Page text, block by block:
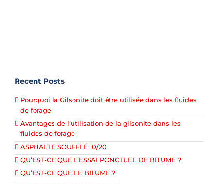
Recent Posts
Pourquoi la Gilsonite doit être utilisée dans les fluides
de forage
Avantages de l’utilisation de la gilsonite dans les
fluides de forage
ASPHALTE SOUFFLÉ 10/20
QU’EST-CE QUE L’ESSAI PONCTUEL DE BITUME ?
QU’EST-CE QUE LE BITUME ?